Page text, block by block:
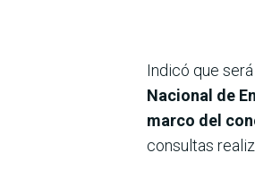
Indicó que
Nacional de
marco del
consultas